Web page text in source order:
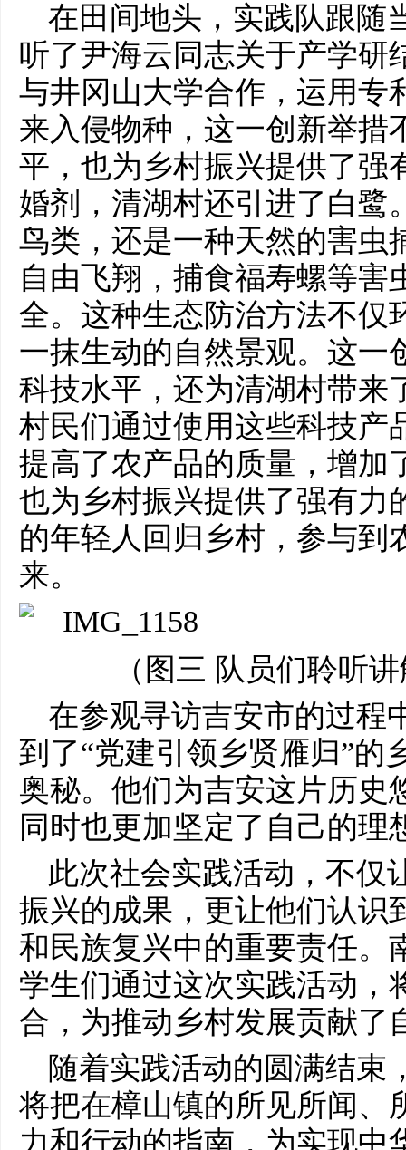
在田间地头，实践队跟随
听了尹海云同志关于产学研
与井冈山大学合作，运用专
来入侵物种，这一创新举措
平，也为乡村振兴提供了强
婚剂，清湖村还引进了白鹭
鸟类，还是一种天然的害虫
自由飞翔，捕食福寿螺等害
全。这种生态防治方法不仅
一抹生动的自然景观。这一
科技水平，还为清湖村带来
村民们通过使用这些科技产
提高了农产品的质量，增加
也为乡村振兴提供了强有力
的年轻人回归乡村，参与到
来。
（图三 队员们聆听
在参观寻访吉安市的过程
到了“党建引领乡贤雁归”的
奥秘。他们为吉安这片历史
同时也更加坚定了自己的理
此次社会实践活动，不仅
振兴的成果，更让他们认识
和民族复兴中的重要责任。
学生们通过这次实践活动，
合，为推动乡村发展贡献了
随着实践活动的圆满结束
将把在樟山镇的所见所闻、
力和行动的指南，为实现中